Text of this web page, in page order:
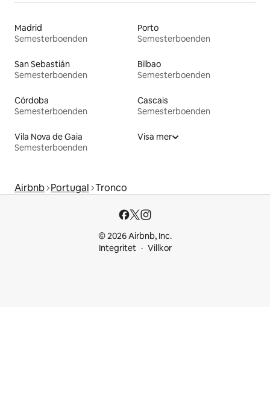
Madrid
Semesterboenden
Porto
Semesterboenden
San Sebastián
Semesterboenden
Bilbao
Semesterboenden
Córdoba
Semesterboenden
Cascais
Semesterboenden
Vila Nova de Gaia
Semesterboenden
Visa mer
Airbnb Portugal Tronco
© 2026 Airbnb, Inc.
Integritet
Villkor